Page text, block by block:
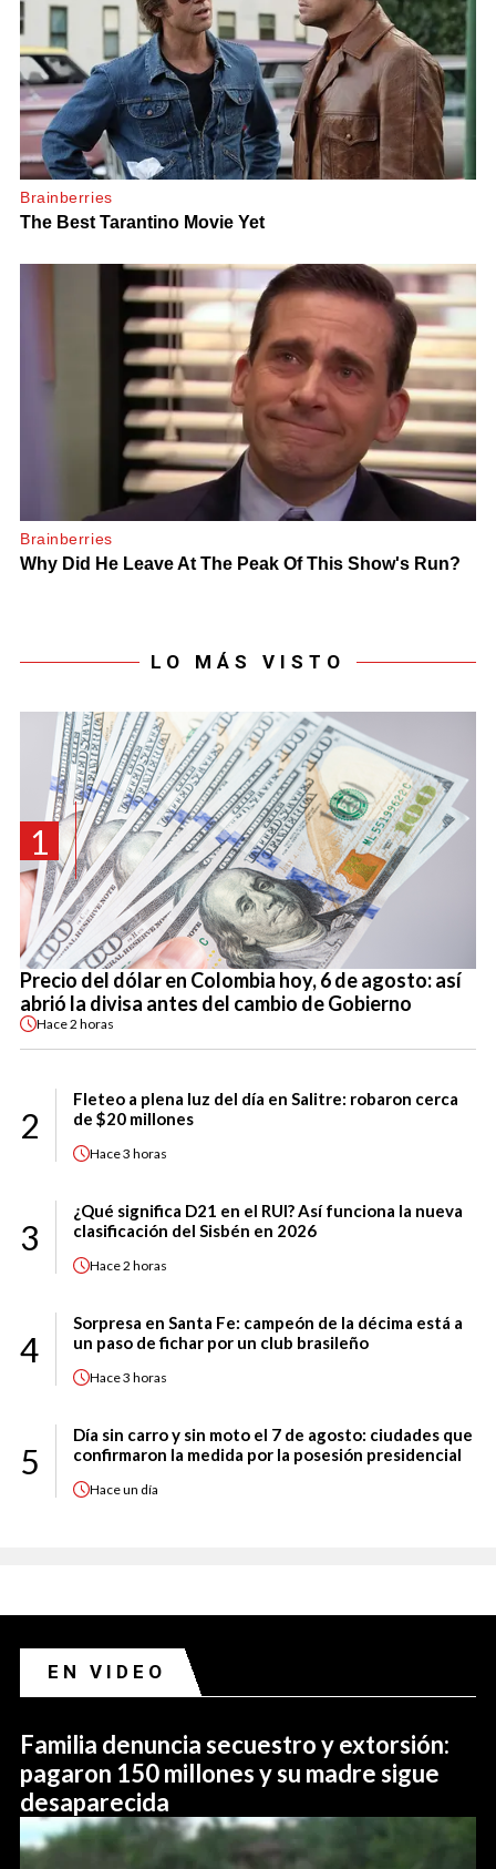
LO MÁS VISTO
1
Precio del dólar en Colombia hoy, 6 de agosto: así
abrió la divisa antes del cambio de Gobierno
Hace2 horas
2
Fleteo a plena luz del día en Salitre: robaron cerca
de $20 millones
Hace3 horas
3
¿Qué significa D21 en el RUI? Así funciona la nueva
clasificación del Sisbén en 2026
Hace2 horas
4
Sorpresa en Santa Fe: campeón de la décima está a
un paso de fichar por un club brasileño
Hace3 horas
5
Día sin carro y sin moto el 7 de agosto: ciudades que
confirmaron la medida por la posesión presidencial
Haceun día
EN VIDEO
Familia denuncia secuestro y extorsión:
pagaron 150 millones y su madre sigue
desaparecida